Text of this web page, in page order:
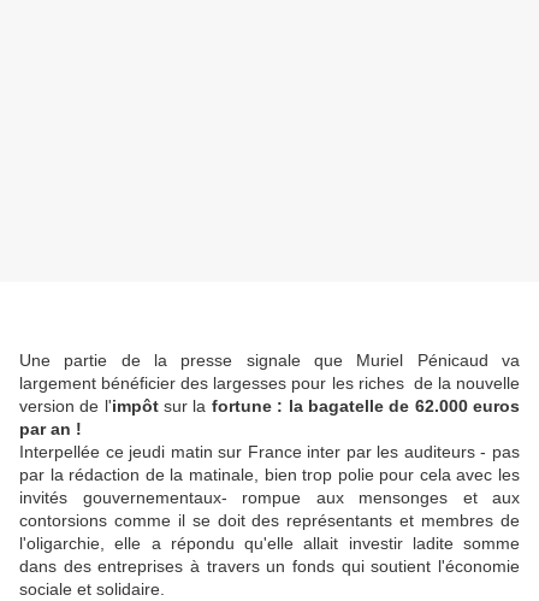
Une partie de la presse signale que Muriel Pénicaud va
largement bénéficier des largesses pour les riches de la nouvelle
version de l'impôtsur la fortune : la bagatelle de 62.000 euros
par an !
Interpellée ce jeudi matin sur France inter par les auditeurs - pas
par la rédaction de la matinale, bien trop polie pour cela avec les
invités gouvernementaux- rompue aux mensonges et aux
contorsions comme il se doit des représentants et membres de
l'oligarchie, elle a répondu qu'elle allait investir ladite somme
dans des entreprises à travers un fonds qui soutient l'économie
sociale et solidaire.